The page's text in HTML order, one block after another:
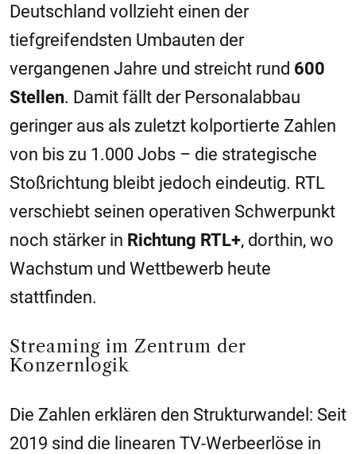
Deutschland vollzieht einen der
tiefgreifendsten Umbauten der
vergangenen Jahre und streicht rund 600
Stellen. Damit fällt der Personalabbau
geringer aus als zuletzt kolportierte Zahlen
von bis zu 1.000 Jobs – die strategische
Stoßrichtung bleibt jedoch eindeutig. RTL
verschiebt seinen operativen Schwerpunkt
noch stärker in Richtung RTL+, dorthin, wo
Wachstum und Wettbewerb heute
stattfinden.
Streaming im Zentrum der
Konzernlogik
Die Zahlen erklären den Strukturwandel: Seit
2019 sind die linearen TV-Werbeerlöse in